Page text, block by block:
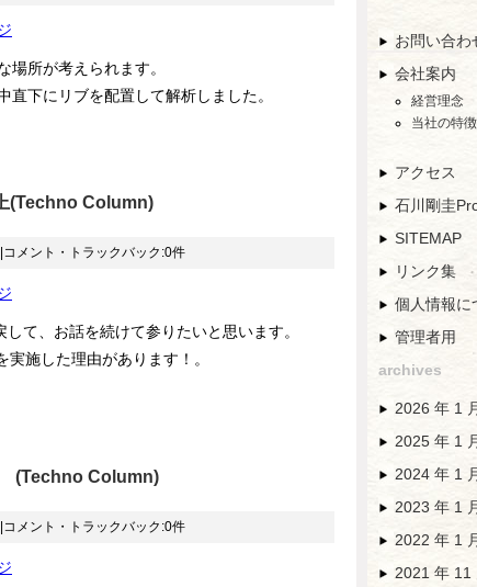
場所が考えられます。
下にリブを配置して解析しました。
(Techno Column)
|コメント・トラックバック:0件
て、お話を続けて参りたいと思います。
施した理由があります！。
(Techno Column)
|コメント・トラックバック:0件
お問い合わ
会社案内
経営理念
当社の特徴
アクセス
石川剛圭
SITEMAP
リンク集
個人情報に
管理者用
archives
2026 年 1
2025 年 1
2024 年 1
2023 年 1
2022 年 1
2021 年 11